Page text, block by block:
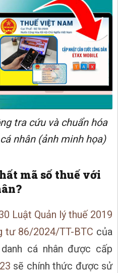
tra cứu và chuẩn hóa
nhân (ảnh minh họa)
mã số thuế với
Luật Quản lý thuế 2019
tư 86/2024/TT-BTC của
cá nhân được cấp
sẽ chính thức được sử